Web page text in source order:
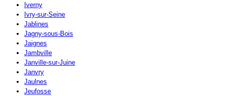
Iverny
Ivry-sur-Seine
Jablines
Jagny-sous-Bois
Jaignes
Jambville
Janville-sur-Juine
Janvry
Jaulnes
Jeufosse